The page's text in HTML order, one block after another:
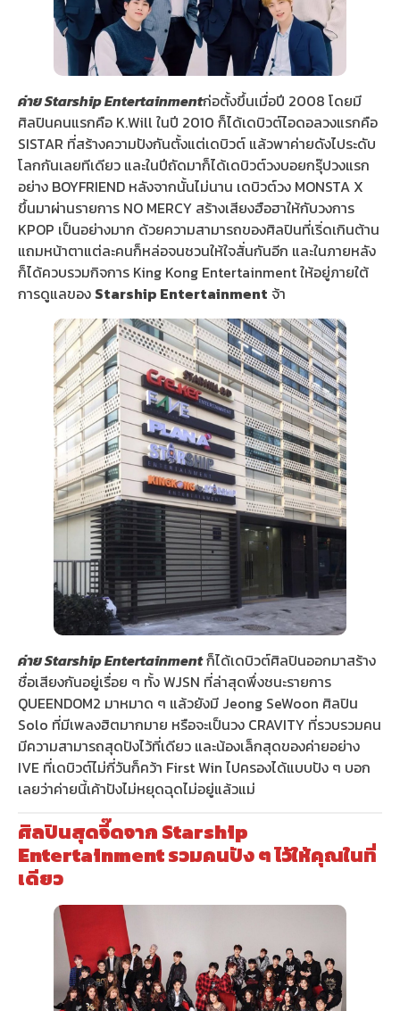
ค่าย Starship Entertainmentก่อตั้งขึ้นเมื่อปี 2008 โดยมี
ศิลปินคนแรกคือ K.Will ในปี 2010 ก็ได้เดบิวต์ไอดอลวงแรกคือ
SISTAR ที่สร้างความปังกันตั้งแต่เดบิวต์ แล้วพาค่ายดังไประดับ
โลกกันเลยทีเดียว และในปีถัดมาก็ได้เดบิวต์วงบอยกรุ๊ปวงแรก
อย่าง BOYFRIEND หลังจากนั้นไม่นาน เดบิวต์วง MONSTA X
ขึ้นมาผ่านรายการ NO MERCY สร้างเสียงฮือฮาให้กับวงการ
KPOP เป็นอย่างมาก ด้วยความสามารถของศิลปินที่เริ่ดเกินต้าน
แถมหน้าตาแต่ละคนก็หล่อจนชวนให้ใจสั่นกันอีก และในภายหลัง
ก็ได้ควบรวมกิจการ King Kong Entertainment ให้อยู่ภายใต้
การดูแลของ Starship Entertainment จ้า
ค่าย Starship Entertainmentก็ได้เดบิวต์ศิลปินออกมาสร้าง
ชื่อเสียงกันอยู่เรื่อย ๆ ทั้ง WJSN ที่ล่าสุดพึ่งชนะรายการ
QUEENDOM2 มาหมาด ๆ แล้วยังมี Jeong SeWoon ศิลปิน
Solo ที่มีเพลงฮิตมากมาย หรือจะเป็นวง CRAVITY ที่รวบรวมคน
มีความสามารถสุดปังไว้ที่เดียว และน้องเล็กสุดของค่ายอย่าง
IVE ที่เดบิวต์ไม่กี่วันก็คว้า First Win ไปครองได้แบบปัง ๆ บอก
เลยว่าค่ายนี้เค้าปังไม่หยุดฉุดไม่อยู่แล้วแม่
ศิลปินสุดจี๊ดจาก Starship
Entertainment รวมคนปัง ๆ ไว้ให้คุณในที่
เดียว